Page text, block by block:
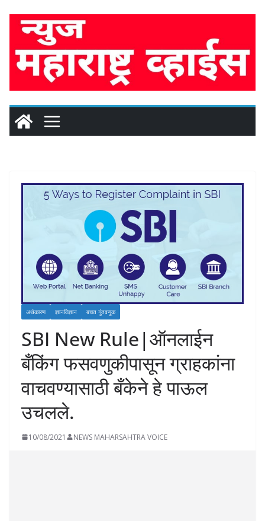
अर्थकारण ज्ञानविज्ञान बचत गुंतवणूक
SBI New Rule|ऑनलाईन
बँकिंग फसवणुकीपासून ग्राहकांना
वाचवण्यासाठी बँकेने हे पाऊल
उचलले.
10/08/2021 NEWS MAHARSAHTRA VOICE